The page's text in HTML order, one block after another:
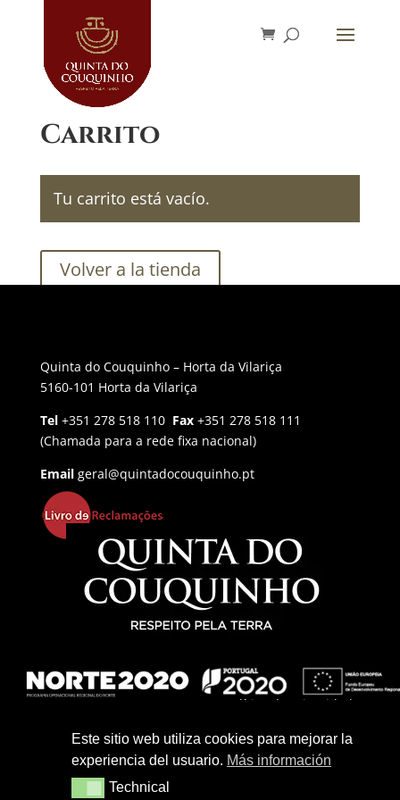
Este sitio web utiliza cookies para mejorar la
experiencia del usuario. Más información
TechnicalTechnical
Carrito
Tu carrito está vacío.
Volver a la tienda
Quinta do Couquinho – Horta da Vilariça
5160-101 Horta da Vilariça
Tel +351 278 518 110 Fax +351 278 518 111
(Chamada para a rede fixa nacional)
Email geral@quintadocouquinho.pt
Política de Privacidade
Política de Cookies
Termos e Condições